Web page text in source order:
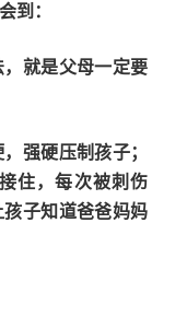
到：
就是父母一定要
强硬压制孩子；
住，每次被刺伤
子知道爸爸妈妈